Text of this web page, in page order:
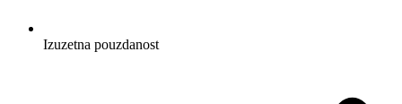
Izuzetna pouzdanost